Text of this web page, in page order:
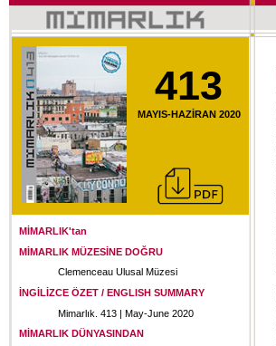
413
MAYIS-HAZİRAN 2020
MİMARLIK'tan
MİMARLIK MÜZESİNE DOĞRU
Clemenceau Ulusal Müzesi
İNGİLİZCE ÖZET / ENGLISH SUMMARY
Mimarlık. 413 | May-June 2020
MİMARLIK DÜNYASINDAN